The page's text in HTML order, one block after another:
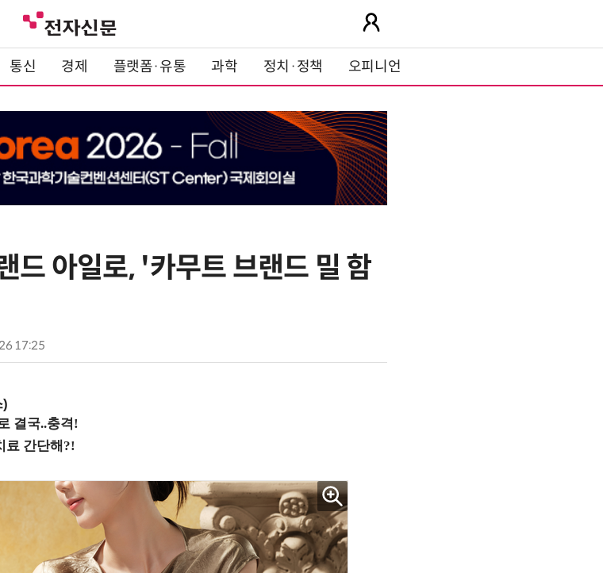
통신 경제 플랫폼·유통 과학 정치·정책 오피니언
드 아일로, '카무트 브랜드 밀 함
17:25
)